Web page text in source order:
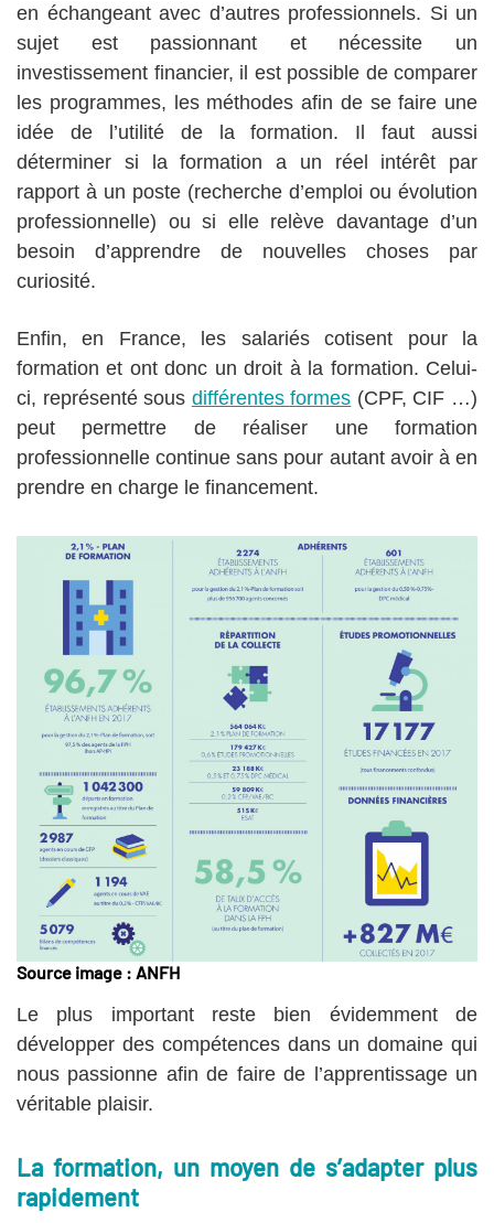
en échangeant avec d’autres professionnels. Si un
sujet est passionnant et nécessite un
investissement financier, il est possible de comparer
les programmes, les méthodes afin de se faire une
idée de l’utilité de la formation. Il faut aussi
déterminer si la formation a un réel intérêt par
rapport à un poste (recherche d’emploi ou évolution
professionnelle) ou si elle relève davantage d’un
besoin d’apprendre de nouvelles choses par
curiosité.
Enfin, en France, les salariés cotisent pour la
formation et ont donc un droit à la formation. Celui-
ci, représenté sous différentes formes (CPF, CIF …)
peut permettre de réaliser une formation
professionnelle continue sans pour autant avoir à en
prendre en charge le financement.
Source image : ANFH
Le plus important reste bien évidemment de
développer des compétences dans un domaine qui
nous passionne afin de faire de l’apprentissage un
véritable plaisir.
La formation, un moyen de s’adapter plus
rapidement